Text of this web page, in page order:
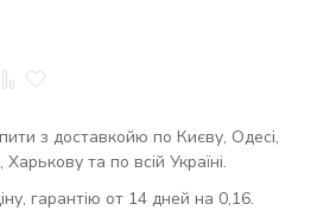
з доставкойю по Києву, Одесі,
та по всій Україні.
гарантію от 14 дней на 0,16.